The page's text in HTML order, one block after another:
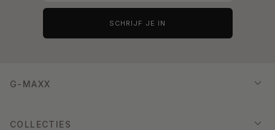
SCHRIJF JE IN
G-MAXX
COLLECTIES